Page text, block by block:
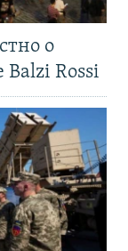
о
Balzi Rossi